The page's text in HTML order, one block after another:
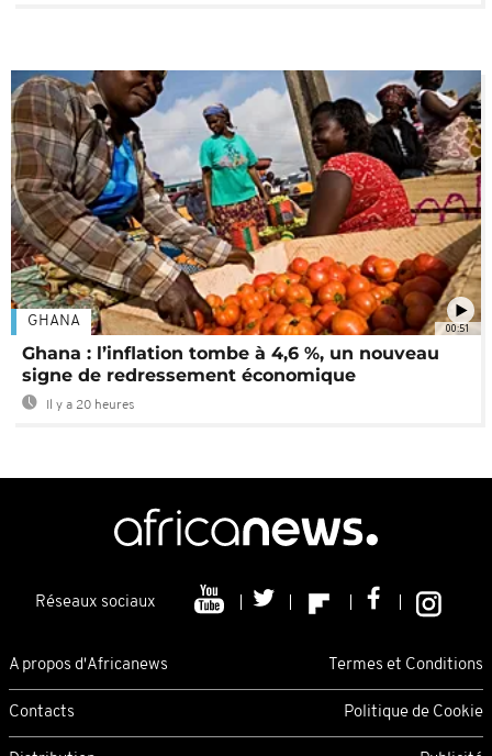
00:51
GHANA
Ghana : l’inflation tombe à 4,6 %, un nouveau
signe de redressement économique
Il y a 20 heures
Réseaux sociaux
A propos d'Africanews Termes et Conditions
Contacts Politique de Cookie